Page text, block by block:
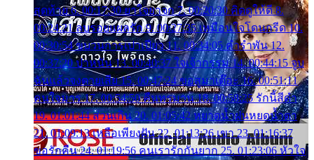
สุดท้าย 6. 00:17:30 ยาใจยาจก 7. 00:20:30 คิดดูให้ดี 8.
00:24:21 ลบรอยแผลรัก 9. 00:27:35 เหมือนใจโดนกรีด 10.
00:30:54 ขบวนการเปาเปียว 11. 00:34:05 คำรำพัน 12.
00:37:20 ปาหนัน 13. 00:40:37 ใจเจ้ากรรม 14. 00:44:15 จูบ
ฉันแล้วจงตายเสีย 15. 00:47:24 ขอสูมาเต๊อะ 16. 00:51:11
คนใจมาร 17. 00:54:50 คืนทรมาน 18. 00:58:25 รักนี้สีดำ
19. 01:01:44 ส่วนเกิน 20. 01:05:42 หยาดน้ำฝนหยดน้ำตา
21. 01:09:13 เหลือเพียงฝัน 22. 01:13:26 เขา 23. 01:16:37
ขอรักคืน 24. 01:19:56 คนเรารักกันยาก 25. 01:23:06 หัวใจ